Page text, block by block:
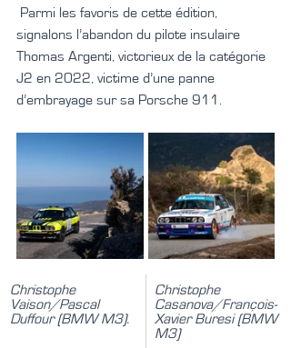
signalons l’abandon du pilote insulaire
Thomas Argenti, victorieux de la catégorie
J2 en 2022, victime d’une panne
d’embrayage sur sa Porsche 911.
Christophe
Vaison/Pascal
Duffour (BMW M3).
Christophe
Casanova/François-
Xavier Buresi (BMW
M3)